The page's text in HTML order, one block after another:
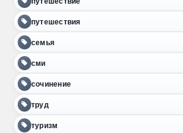
путешествия
семья
сми
сочинение
труд
туризм